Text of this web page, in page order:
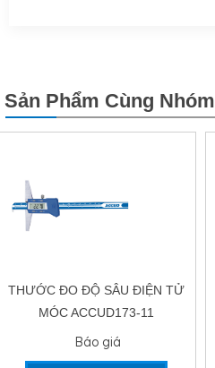
Sản Phẩm Cùng Nhóm
THƯỚC ĐO ĐỘ SÂU ĐIỆN TỬ
DẠNG HAI MÓC ACCUD174-11
Báo giá